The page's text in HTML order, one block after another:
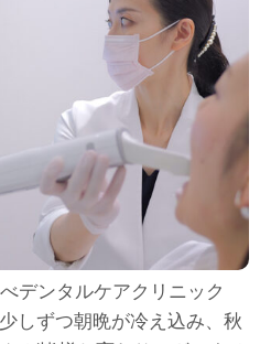
デンタルケアクリニック
しずつ朝晩が冷え込み、秋